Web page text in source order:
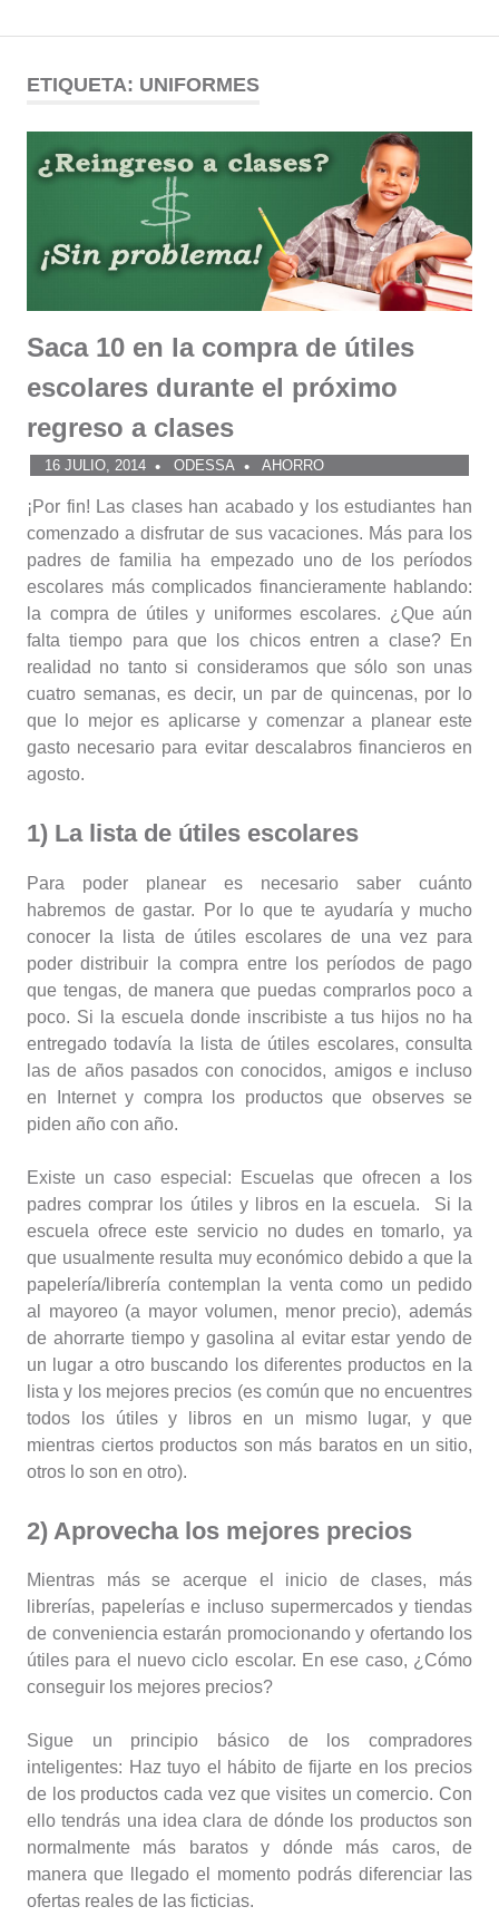
contenido
Comunidad
ODESSA
ETIQUETA: UNIFORMES
Saca 10 en la compra de útiles
escolares durante el próximo
regreso a clases
16 JULIO, 2014 ODESSA AHORRO
¡Por fin! Las clases han acabado y los estudiantes han
comenzado a disfrutar de sus vacaciones. Más para los
padres de familia ha empezado uno de los períodos
escolares más complicados financieramente hablando:
la compra de útiles y uniformes escolares. ¿Que aún
falta tiempo para que los chicos entren a clase? En
realidad no tanto si consideramos que sólo son unas
cuatro semanas, es decir, un par de quincenas, por lo
que lo mejor es aplicarse y comenzar a planear este
gasto necesario para evitar descalabros financieros en
agosto.
1) La lista de útiles escolares
Para poder planear es necesario saber cuánto
habremos de gastar. Por lo que te ayudaría y mucho
conocer la lista de útiles escolares de una vez para
poder distribuir la compra entre los períodos de pago
que tengas, de manera que puedas comprarlos poco a
poco. Si la escuela donde inscribiste a tus hijos no ha
entregado todavía la lista de útiles escolares, consulta
las de años pasados con conocidos, amigos e incluso
en Internet y compra los productos que observes se
piden año con año.
Existe un caso especial: Escuelas que ofrecen a los
padres comprar los útiles y libros en la escuela. Si la
escuela ofrece este servicio no dudes en tomarlo, ya
que usualmente resulta muy económico debido a que la
papelería/librería contemplan la venta como un pedido
al mayoreo (a mayor volumen, menor precio), además
de ahorrarte tiempo y gasolina al evitar estar yendo de
un lugar a otro buscando los diferentes productos en la
lista y los mejores precios (es común que no encuentres
todos los útiles y libros en un mismo lugar, y que
mientras ciertos productos son más baratos en un sitio,
otros lo son en otro).
2) Aprovecha los mejores precios
Mientras más se acerque el inicio de clases, más
librerías, papelerías e incluso supermercados y tiendas
de conveniencia estarán promocionando y ofertando los
útiles para el nuevo ciclo escolar. En ese caso, ¿Cómo
conseguir los mejores precios?
Sigue un principio básico de los compradores
inteligentes: Haz tuyo el hábito de fijarte en los precios
de los productos cada vez que visites un comercio. Con
ello tendrás una idea clara de dónde los productos son
normalmente más baratos y dónde más caros, de
manera que llegado el momento podrás diferenciar las
ofertas reales de las ficticias.